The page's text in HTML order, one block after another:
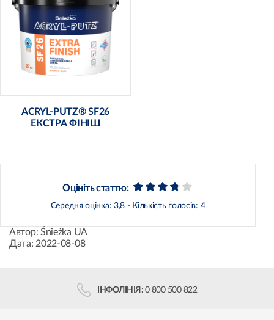
ACRYL-PUTZ® SF26
ЕКСТРА ФІНІШ
Оцініть статтю:
Середня оцінка: 3,8 - Кількість голосів: 4
Автор: Śnieżka UA
Дата:2022-08-08
ІНФОЛІНІЯ: 0 800 500 822